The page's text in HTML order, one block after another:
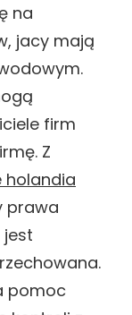
na
jacy mają
firm
Z
holandia
prawa
pomoc